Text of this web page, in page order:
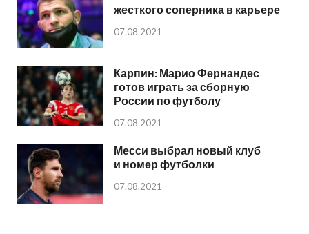
жесткого соперника в карьере
07.08.2021
Карпин: Марио Фернандес
готов играть за сборную
России по футболу
07.08.2021
Месси выбрал новый клуб
и номер футболки
07.08.2021